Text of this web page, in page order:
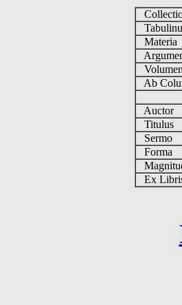
Materia
Volumen
Ab
Auctor
Titulus
Sermo
Forma
Ex